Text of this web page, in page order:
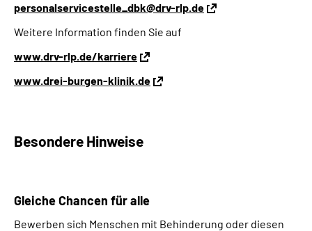
personalservicestelle_dbk@drv-rlp.de
Weitere Information finden Sie auf
www.drv-rlp.de/karriere
www.drei-burgen-klinik.de
Besondere Hinweise
GleicheChancen für alle
Bewerben sich Menschen mit Behinderung oder diesen